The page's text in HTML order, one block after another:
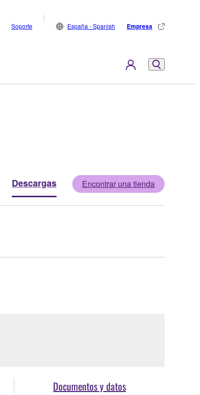
Soporte España - Spanish Empresa
Descargas Encontrar una tienda
Documentos y datos